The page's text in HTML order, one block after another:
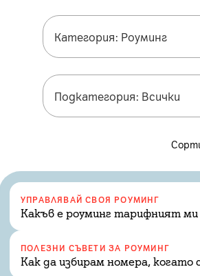
Категория: Роуминг
Подкатегория: Всички
УПРАВЛЯВАЙ СВОЯ РОУМИНГ
Какъв е роуминг тарифният ми
ПОЛЕЗНИ СЪВЕТИ ЗА РОУМИНГ
Как да избирам номера, когато